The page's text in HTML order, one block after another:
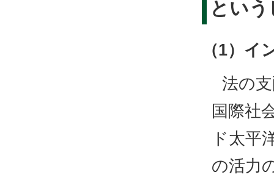
とい
（1）イ
法の
国際社
ド太平
の活力